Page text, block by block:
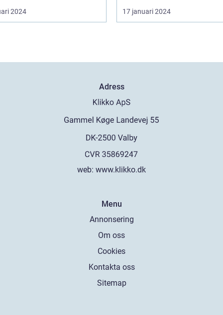
2024 17 januari 2024
Adress
web: www.klikko.dk
Menu
Annonsering
Om oss
Cookies
Kontakta oss
Sitemap